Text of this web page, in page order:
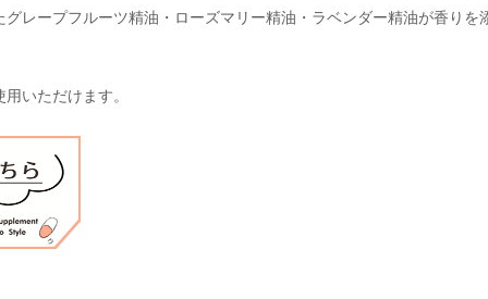
レープフルーツ精油・ローズマリー精油・ラベンダー精油が香りを
いただけます。